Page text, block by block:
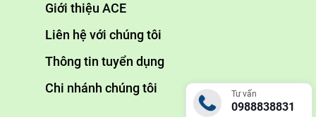
thải được đưa qua lớp vật liệu hấp phụ một cách đồng
Giới thiệu ACE
Liên hệ với chúng tôi
Thông tin tuyển dụng
Chi nhánh chúng tôi
Tư vấn
0988838831